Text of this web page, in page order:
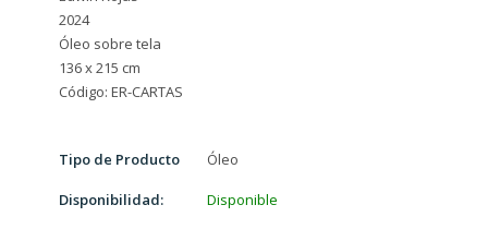
2024
Óleo sobre tela
136 x 215 cm
Tipo de Producto Óleo
Disponibilidad: Disponible